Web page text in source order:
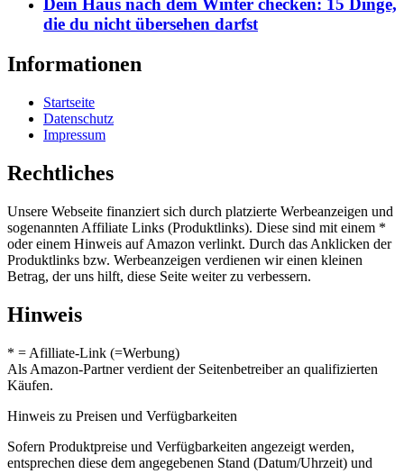
Dein Haus nach dem Winter checken: 15 Dinge,
die du nicht übersehen darfst
Informationen
Startseite
Datenschutz
Impressum
Rechtliches
Unsere Webseite finanziert sich durch platzierte Werbeanzeigen und
sogenannten Affiliate Links (Produktlinks). Diese sind mit einem *
oder einem Hinweis auf Amazon verlinkt. Durch das Anklicken der
Produktlinks bzw. Werbeanzeigen verdienen wir einen kleinen
Betrag, der uns hilft, diese Seite weiter zu verbessern.
Hinweis
* = Afilliate-Link (=Werbung)
Als Amazon-Partner verdient der Seitenbetreiber an qualifizierten
Käufen.
Hinweis zu Preisen und Verfügbarkeiten
Sofern Produktpreise und Verfügbarkeiten angezeigt werden,
entsprechen diese dem angegebenen Stand (Datum/Uhrzeit) und